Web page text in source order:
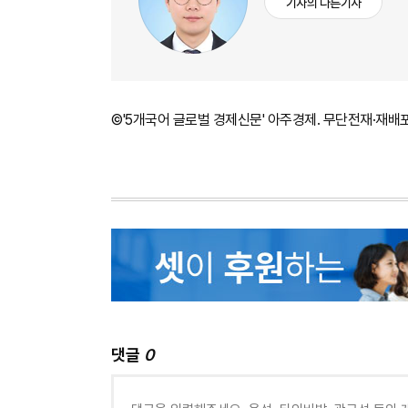
©'5개국어 글로벌 경제신문' 아주경제. 무단전재·재배
댓글 0